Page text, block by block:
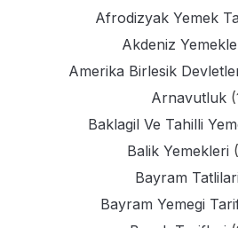
Afrodizyak Yemek
Akdeniz
Amerika Birlesik
Arnavutluk
Baklagil Ve Tahilli
Balik Yemekleri
Bayram Tatlilari
Bayram Yemegi